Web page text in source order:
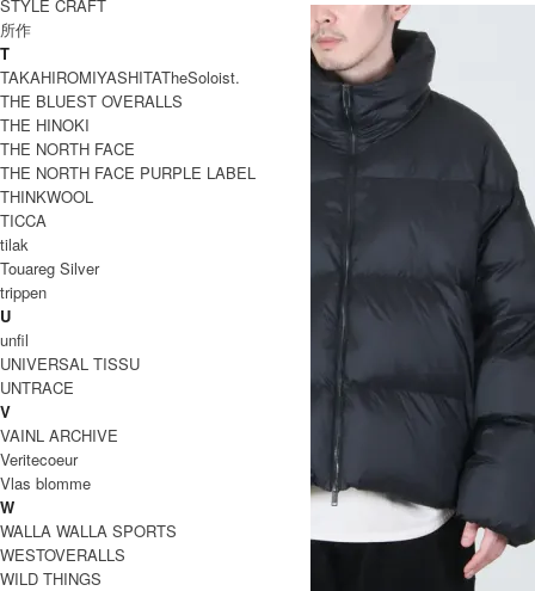
STYLE CRAFT
所作
T
TAKAHIROMIYASHITATheSoloist.
THE BLUEST OVERALLS
THE HINOKI
THE NORTH FACE
THE NORTH FACE PURPLE LABEL
THINKWOOL
TICCA
tilak
Touareg Silver
trippen
U
unfil
UNIVERSAL TISSU
UNTRACE
V
VAINL ARCHIVE
Veritecoeur
Vlas blomme
W
WALLA WALLA SPORTS
WESTOVERALLS
WILD THINGS